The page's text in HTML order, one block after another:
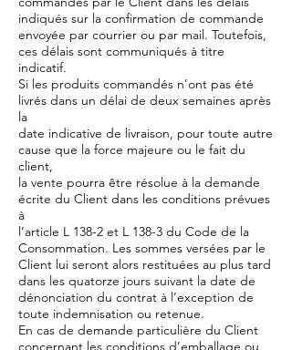
indiqués sur la confirmation de commande
envoyée par courrier ou par mail. Toutefois,
ces délais sont communiqués à titre
indicatif.
Si les produits commandés n’ont pas été
livrés dans un délai de deux semaines après
la
date indicative de livraison, pour toute autre
cause que la force majeure ou le fait du
client,
la vente pourra être résolue à la demande
écrite du Client dans les conditions prévues
à
l’article L 138-2 et L 138-3 du Code de la
Consommation. Les sommes versées par le
Client lui seront alors restituées au plus tard
dans les quatorze jours suivant la date de
dénonciation du contrat à l’exception de
toute indemnisation ou retenue.
En cas de demande particulière du Client
concernant les conditions d’emballage ou